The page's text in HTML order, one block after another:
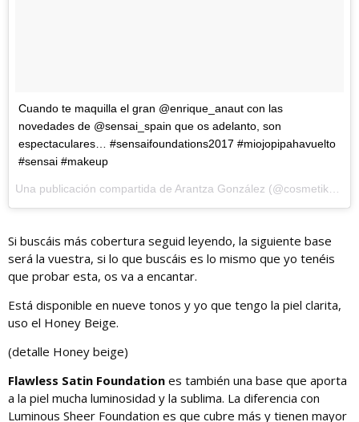
Cuando te maquilla el gran @enrique_anaut con las
novedades de @sensai_spain que os adelanto, son
espectaculares… #sensaifoundations2017 #miojopipahavuelto
#sensai #makeup
Una publicación compartida de Arantza González (@cosmetikblog) el
Si buscáis más cobertura seguid leyendo, la siguiente base
será la vuestra, si lo que buscáis es lo mismo que yo tenéis
que probar esta, os va a encantar.
Está disponible en nueve tonos y yo que tengo la piel clarita,
uso el Honey Beige.
(detalle Honey beige)
Flawless Satin Foundation es también una base que aporta
a la piel mucha luminosidad y la sublima. La diferencia con
Luminous Sheer Foundation es que cubre más y tienen mayor